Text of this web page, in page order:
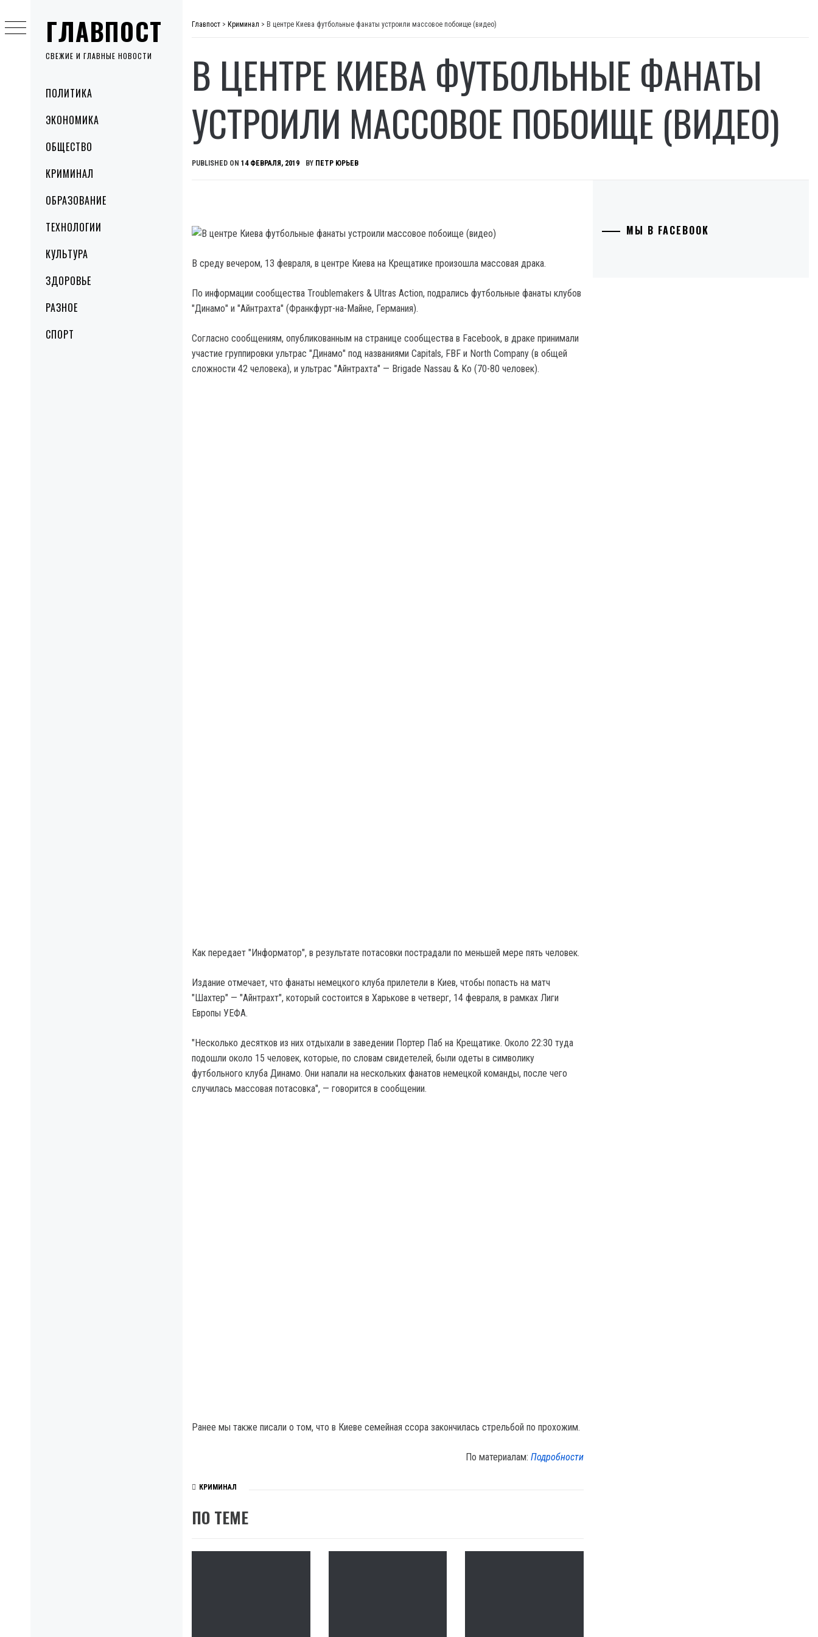
ГЛАВПОСТ
СВЕЖИЕ И ГЛАВНЫЕ НОВОСТИ
MenuПОЛИТИКА
ЭКОНОМИКА
ОБЩЕСТВО
КРИМИНАЛ
ОБРАЗОВАНИЕ
ТЕХНОЛОГИИ
КУЛЬТУРА
ЗДОРОВЬЕ
РАЗНОЕ
СПОРТ
to
content
Главпост > Криминал > В центре Киева футбольные фанаты устроили массовое побоище (видео)
В ЦЕНТРЕ КИЕВА ФУТБОЛЬНЫЕ ФАНАТЫ
УСТРОИЛИ МАССОВОЕ ПОБОИЩЕ (ВИДЕО)
PUBLISHED ON 14 ФЕВРАЛЯ, 2019 BY ПЕТР ЮРЬЕВ
В среду вечером, 13 февраля, в центре Киева на Крещатике произошла массовая драка.
По информации сообщества Troublemakers & Ultras Action, подрались футбольные фанаты клубов
"Динамо" и "Айнтрахта" (Франкфурт-на-Майне, Германия).
Согласно cообщениям, опубликованным на странице сообщества в Facebook, в драке принимали
участие группировки ультрас "Динамо" под названиями Capitals, FBF и North Company (в общей
сложности 42 человека), и ультрас "Айнтрахта" — Brigade Nassau & Kо (70-80 человек).
Как передает "Информатор", в результате потасовки пострадали по меньшей мере пять человек.
Издание отмечает, что фанаты немецкого клуба прилетели в Киев, чтобы попасть на матч
"Шахтер" — "Айнтрахт", который состоится в Харькове в четверг, 14 февраля, в рамках Лиги
Европы УЕФА.
"Несколько десятков из них отдыхали в заведении Портер Паб на Крещатике. Около 22:30 туда
подошли около 15 человек, которые, по словам свидетелей, были одеты в символику
футбольного клуба Динамо. Они напали на нескольких фанатов немецкой команды, после чего
случилась массовая потасовка", — говорится в сообщении.
Ранее мы также писали о том, что в Киеве семейная ссора закончилась стрельбой по прохожим.
По материалам:Подробности
КРИМИНАЛ
ПО ТЕМЕ
МЫ В FACEBOOK